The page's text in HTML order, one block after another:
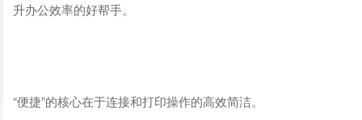
升办公效率的好帮手。
“便捷”的核心在于连接和打印操作的高效简洁。